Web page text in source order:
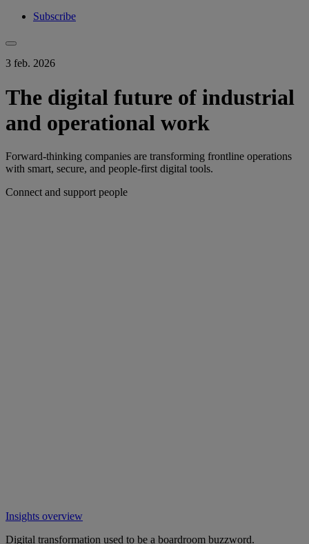
Subscribe
3 feb. 2026
The digital future of industrial
and operational work
Forward-thinking companies are transforming frontline operations
with smart, secure, and people-first digital tools.
Connect and support people
Insights overview
Digital transformation used to be a boardroom buzzword.